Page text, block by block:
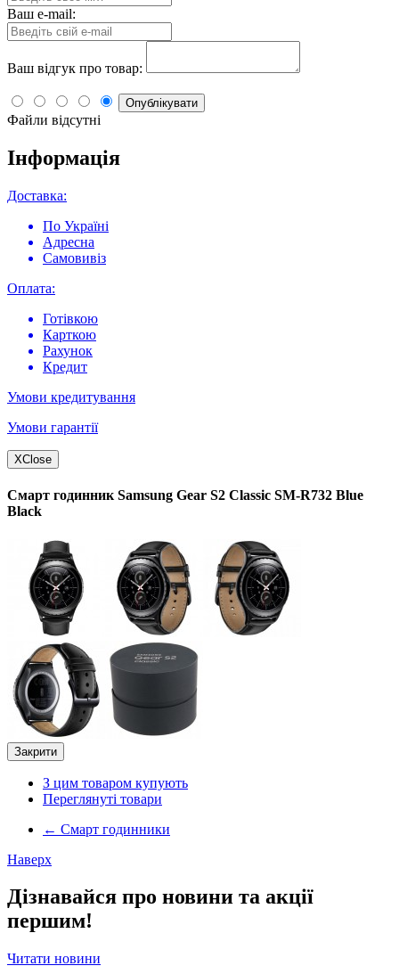
Ваш e-mail:
Ваш відгук про товар:
Опублікувати
Файли відсутні
Інформація
Доставка:
По Україні
Адресна
Самовивіз
Оплата:
Готівкою
Карткою
Рахунок
Кредит
Умови кредитування
Умови гарантії
XClose
Смарт годинник Samsung Gear S2 Classic SM-R732 Blue
Black
Закрити
З цим товаром купують
Переглянуті товари
← Смарт годинники
Наверх
Дізнавайся про новини та акції
першим!
Читати новини